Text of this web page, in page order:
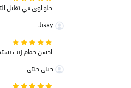
حلو اوى في تقليل
احسن حمام زيت
ديني جنتي